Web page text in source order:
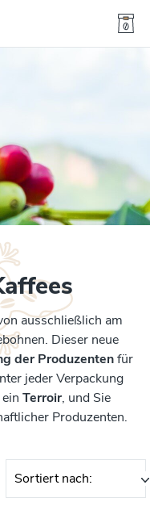
ausschließlich am
Dieser neue
der Produzentenfür
jeder Verpackung
ein Terroir, und Sie
Produzenten.
Sortiert nach: